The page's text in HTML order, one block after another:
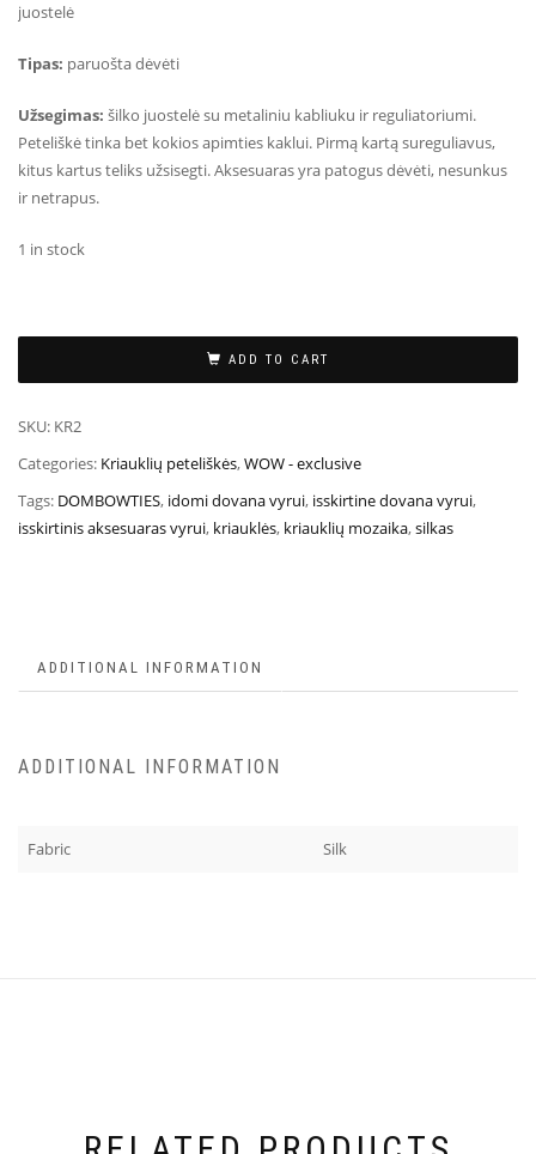
juostelė
Tipas: paruošta dėvėti
Užsegimas: šilko juostelė su metaliniu kabliuku ir reguliatoriumi.
Peteliškė tinka bet kokios apimties kaklui. Pirmą kartą sureguliavus,
kitus kartus teliks užsisegti. Aksesuaras yra patogus dėvėti, nesunkus
ir netrapus.
1 in stock
ADD TO CART
SKU: KR2
Categories: Kriauklių peteliškės,WOW - exclusive
Tags: DOMBOWTIES, idomi dovana vyrui, isskirtine dovana vyrui,
isskirtinis aksesuaras vyrui, kriauklės, kriauklių mozaika,silkas
ADDITIONAL INFORMATION
ADDITIONAL INFORMATION
Fabric Silk